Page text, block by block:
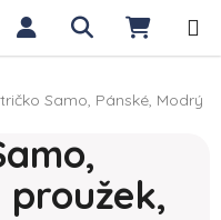
Hledat
Samo, Pánské, Modrý
proužek,